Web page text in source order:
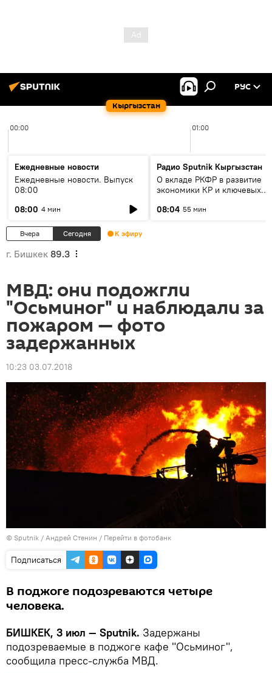
Кыргызстан
РУС
00:00 01:00
Ежедневные новости
Ежедневные новости. Выпуск
08:00
08:00 4 мин
Радио Sputnik Кыргызстан
О вкладе РКФР в развитие
экономики КР и ключевых
08:04 55 мин
Вчера Сегодня К эфиру
г. Бишкек 89.3
МВД: они подожгли
"Осьминог" и наблюдали за
пожаром — фото
задержанных
10:23 03.07.2018
© Sputnik / Андрей Стенин / Перейти в фотобанк
Подписаться
В поджоге подозреваются четыре
человека.
БИШКЕК, 3 июл — Sputnik. Задержаны
подозреваемые в поджоге кафе "Осьминог",
сообщила пресс-служба МВД.